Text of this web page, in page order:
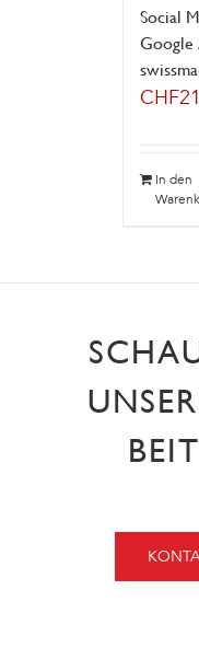
Social
Google
CHF
In den